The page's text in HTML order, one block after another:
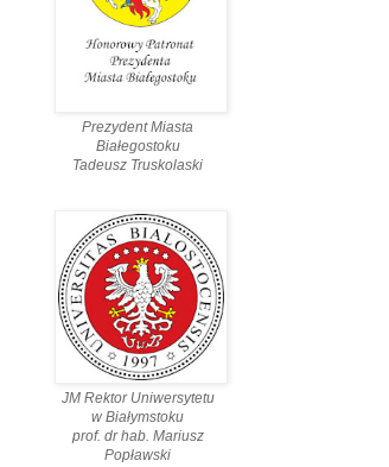
Prezydent Miasta
Białegostoku
Tadeusz Truskolaski
JM Rektor Uniwersytetu
w Białymstoku
prof. dr hab. Mariusz
Popławski